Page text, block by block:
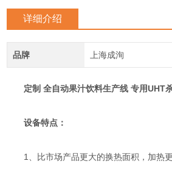
详细介绍
品牌 上海成洵
定制 全自动果汁饮料生产线 专用UHT
设备特点：
1、比市场产品更大的换热面积，加热更